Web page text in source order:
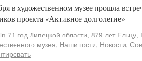
в художественном музее прошла
проекта «Активное долголетие».
71 год Липецкой области, 879 лет Ельцу,
музея, Наши гости, Новости,